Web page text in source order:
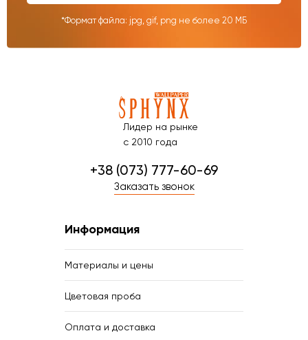
*Формат файла: jpg, gif, png не более 20 МБ
Лидер на рынке
с 2010 года
+38 (073) 777-60-69
Заказать звонок
Информация
Материалы и цены
Цветовая проба
Оплата и доставка